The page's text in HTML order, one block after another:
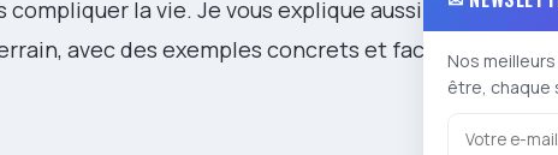
compliquer la vie. Je vous explique aussi
avec des exemples concrets et faciles àNos
être, chaque